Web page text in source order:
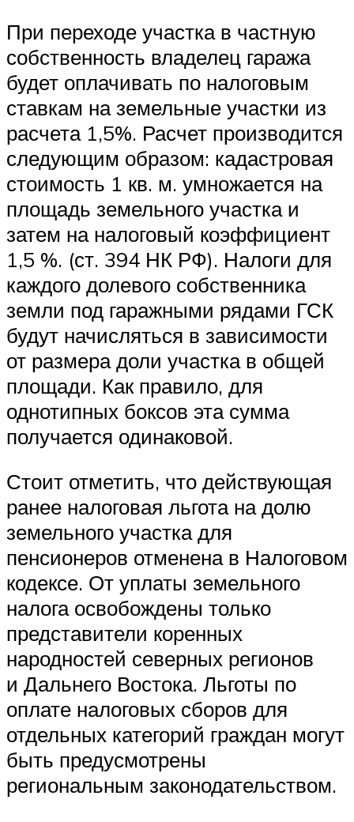
При переходе участка в частную
собственность владелец гаража
будет оплачивать по налоговым
ставкам на земельные участки из
расчета 1,5%. Расчет производится
следующим образом: кадастровая
стоимость 1 кв. м. умножается на
площадь земельного участка и
затем на налоговый коэффициент
1,5 %. (ст. 394 НК РФ). Налоги для
каждого долевого собственника
земли под гаражными рядами ГСК
будут начисляться в зависимости
от размера доли участка в общей
площади. Как правило, для
однотипных боксов эта сумма
получается одинаковой.
Стоит отметить, что действующая
ранее налоговая льгота на долю
земельного участка для
пенсионеров отменена в Налоговом
кодексе. От уплаты земельного
налога освобождены только
представители коренных
народностей северных регионов
и Дальнего Востока. Льготы по
оплате налоговых сборов для
отдельных категорий граждан могут
быть предусмотрены
региональным законодательством.